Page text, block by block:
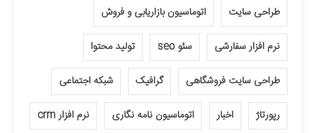
طراحی سایت اتوماسیون بازاریابی و فروش
نرم افزار سفارشی سئو seo تولید محتوا
طراحی سایت فروشگاهی گرافیک شبکه اجتماعی
رپورتاژ اخبار اتوماسیون نامه نگاری نرم افزار crm